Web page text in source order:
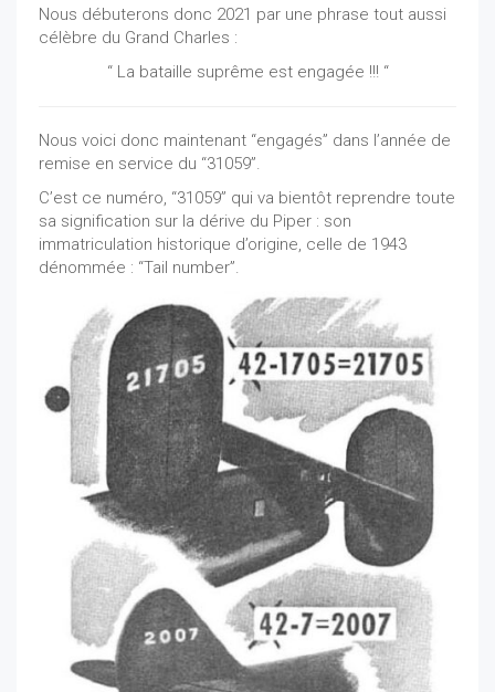
Nous débuterons donc 2021 par une phrase tout aussi
célèbre du Grand Charles :
“ La bataille suprême est engagée !!! “
Nous voici donc maintenant “engagés” dans l’année de
remise en service du “31059”.
C’est ce numéro, “31059” qui va bientôt reprendre toute
sa signification sur la dérive du Piper : son
immatriculation historique d’origine, celle de 1943
dénommée : “Tail number”.